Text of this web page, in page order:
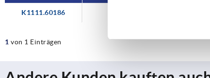
K1111.60186
1 von 1 Einträgen